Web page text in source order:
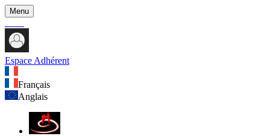
Menu
Espace Adhérent
Français
Anglais